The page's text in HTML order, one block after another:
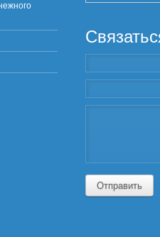
Отправить